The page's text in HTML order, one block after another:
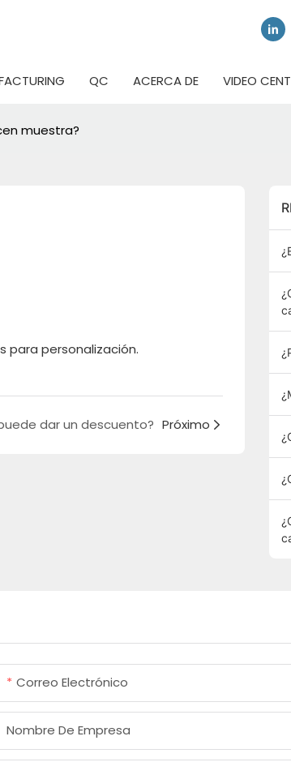
QC ACERCA DE VIDEO
muestra?
para personalización.
dar un descuento? Próximo
Correo Electrónico
Nombre De Empresa